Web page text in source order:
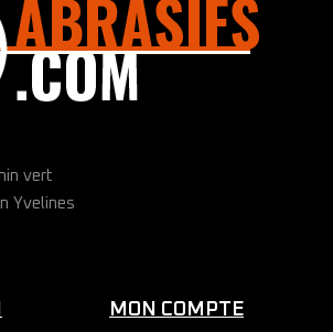
vert
Yvelines
MON COMPTE